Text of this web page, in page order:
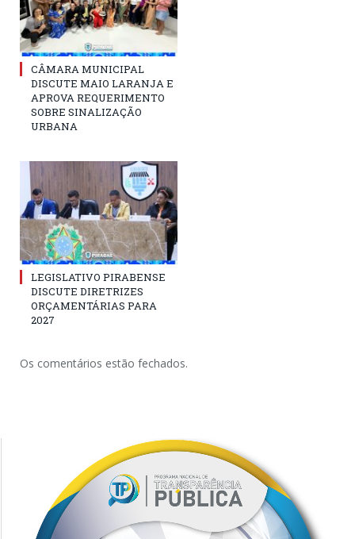
CÂMARA MUNICIPAL
DISCUTE MAIO LARANJA E
APROVA REQUERIMENTO
SOBRE SINALIZAÇÃO
URBANA
LEGISLATIVO PIRABENSE
DISCUTE DIRETRIZES
ORÇAMENTÁRIAS PARA
2027
Os comentários estão fechados.